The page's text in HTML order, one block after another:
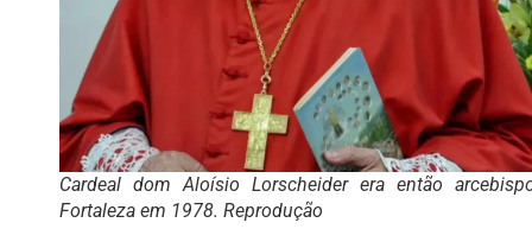
Cardeal dom Aloísio Lorscheider era então
Fortaleza em 1978. Reprodução